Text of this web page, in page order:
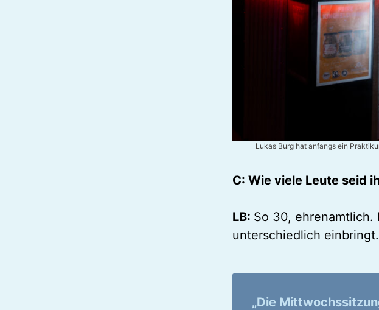
Lukas Burg hat anfangs ein
C: Wie viele Leute seid
LB: So 30, ehrenamtlich.
unterschiedlich einbringt.
„Die